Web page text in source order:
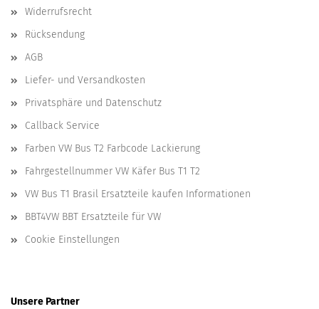
Widerrufsrecht
Rücksendung
AGB
Liefer- und Versandkosten
Privatsphäre und Datenschutz
Callback Service
Farben VW Bus T2 Farbcode Lackierung
Fahrgestellnummer VW Käfer Bus T1 T2
VW Bus T1 Brasil Ersatzteile kaufen Informationen
BBT4VW BBT Ersatzteile für VW
Cookie Einstellungen
Unsere Partner